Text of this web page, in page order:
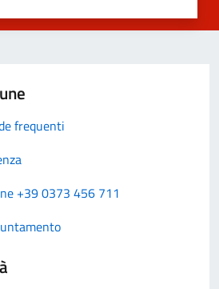
frequenti
+39 0373 456 711